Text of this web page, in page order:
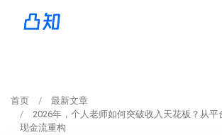
首页
最新文章
2026年，个人老师如何突破收入天花板？从平
现金流重构